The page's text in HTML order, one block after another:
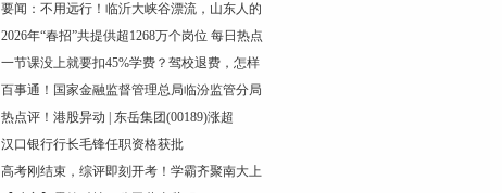
要闻：不用远行！临沂大峡谷漂流，山东人的
2026年“春招”共提供超1268万个岗位 每日热点
一节课没上就要扣45%学费？驾校退费，怎样
百事通！国家金融监督管理总局临汾监管分局
热点评！港股异动 | 东岳集团(00189)涨超
汉口银行行长毛锋任职资格获批
高考刚结束，综评即刻开考！学霸齐聚南大上